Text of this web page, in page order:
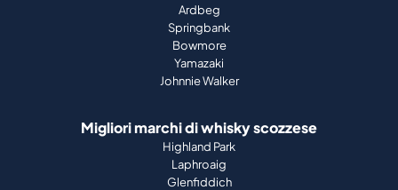
Ardbeg
Springbank
Bowmore
Yamazaki
Johnnie Walker
Migliori marchi di whisky scozzese
Highland Park
Laphroaig
Glenfiddich